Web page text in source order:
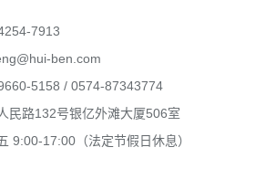
7913
ben.com
5158 / 0574-87343774
民路132号银亿外滩大厦506室
9:00-17:00（法定节假日休息）